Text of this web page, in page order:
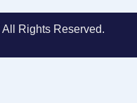
All Rights Reserved.